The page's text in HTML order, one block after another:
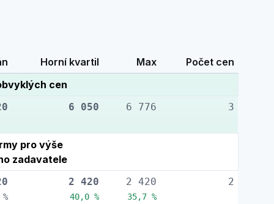
Horní kvartil Max
Počet cen
cen
6 050 6 776 3
pro výše
zadavatele
2 420
40,0 %
2 420
35,7 %
2